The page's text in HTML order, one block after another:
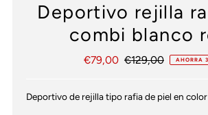
Deportivo rejilla
combi blanco
Precio
€79,00 Precio
€129,00 AHORRA
Deportivo de rejilla tipo rafia de piel en